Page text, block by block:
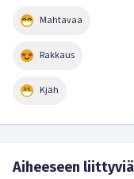
Mahtavaa
Rakkaus
Kjäh
Aiheeseen